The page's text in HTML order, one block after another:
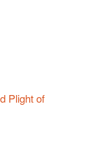
Plight of